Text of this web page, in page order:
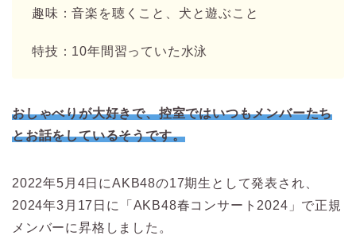
趣味：音楽を聴くこと、犬と遊ぶこと
特技：10年間習っていた水泳
おしゃべりが大好きで、控室ではいつもメンバーたち
とお話をしているそうです。
2022年5月4日にAKB48の17期生として発表され、
2024年3月17日に
「AKB48春コンサート2024」で正規
メンバーに昇格しました。